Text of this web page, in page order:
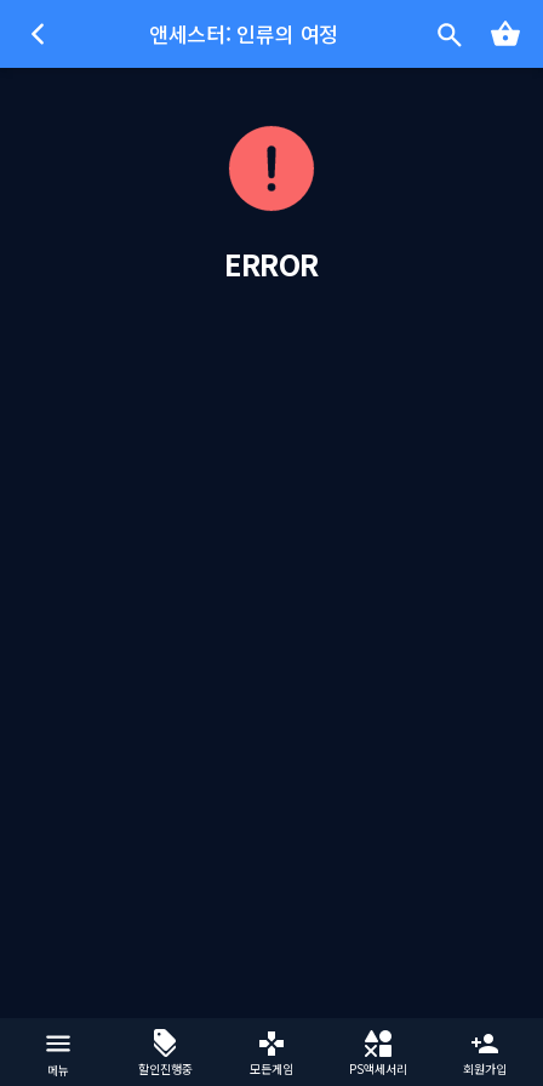
앤세스터: 인류의 여정
ERROR
메뉴 할인진행중 모든게임 PS액세서리 회원가입